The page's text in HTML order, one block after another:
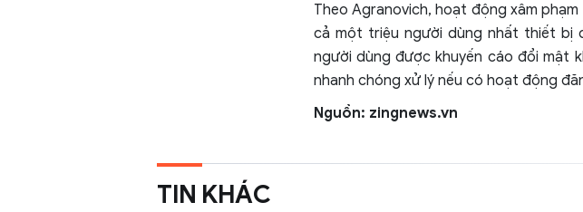
Theo Agranovich, hoạt động xâm
cả một triệu người dùng nhất thiết bị
người dùng được khuyến cáo đổi mật
nhanh chóng xử lý nếu có hoạt động
Nguồn: zingnews.vn
TIN KHÁC